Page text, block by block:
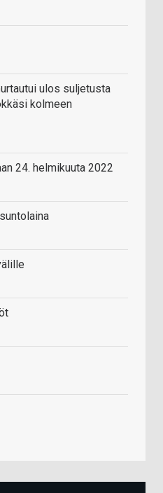
ulos suljetusta
kolmeen
24. helmikuuta 2022